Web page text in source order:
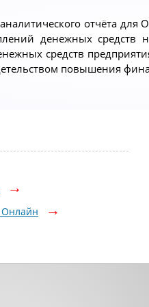
отчёта
денежных средств
средств
повышения